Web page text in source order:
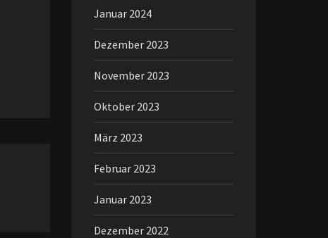
Januar 2024
Dezember 2023
November 2023
Oktober 2023
März 2023
Februar 2023
Januar 2023
Dezember 2022